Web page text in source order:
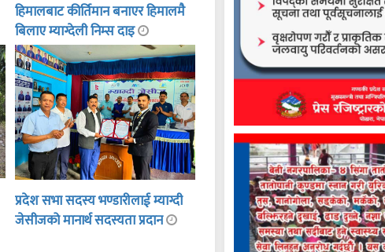
हिमालबाट कीर्तिमान बनाएर हिमालमै
बिलाए म्याग्देली निम्स दाइ
प्रदेश सभा सदस्य भण्डारीलाई म्याग्दी
जेसीजको मानार्थ सदस्यता प्रदान